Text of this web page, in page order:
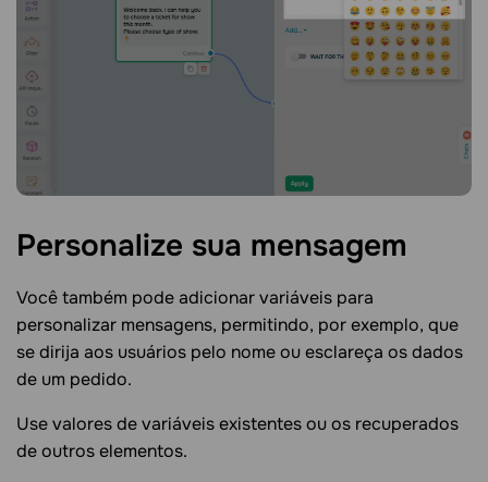
Personalize sua mensagem
Você também pode adicionar variáveis para
personalizar mensagens, permitindo, por exemplo, que
se dirija aos usuários pelo nome ou esclareça os dados
de um pedido.
Use valores de variáveis existentes ou os recuperados
de outros elementos.